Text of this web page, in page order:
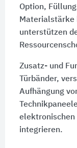
Option,
Materialstärke
unterstützen
Zusatz- und
Türbänder,
Aufhängung
elektronischen
integrieren.